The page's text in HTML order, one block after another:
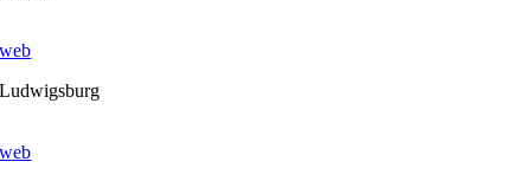
web
Ludwigsburg
web